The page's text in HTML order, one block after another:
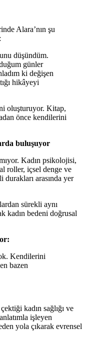
Alara’nın şu
düşündüm.
günler
ki değişen
hikâyeyi
oluşturuyor. Kitap,
önce kendilerini
buluşuyor
Kadın psikolojisi,
roller, içsel denge ve
arasında yer
sürekli aynı
kadın bedeni doğrusal
Kendilerini
bazen
kadın sağlığı ve
işleyen
yola çıkarak evrensel